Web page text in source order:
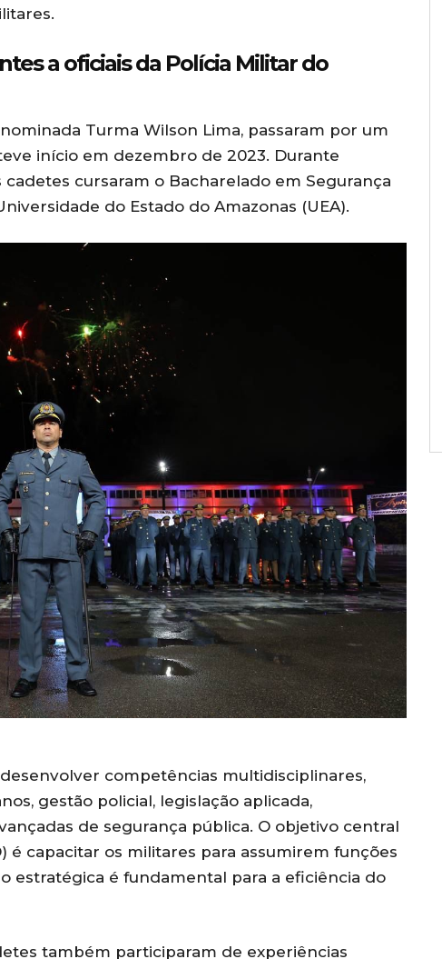
a oficiais da Polícia Militar do
Turma Wilson Lima, passaram por um
início em dezembro de 2023. Durante
cursaram o Bacharelado em Segurança
do Estado do Amazonas (UEA).
competências multidisciplinares,
gestão policial, legislação aplicada,
de segurança pública. O objetivo central
é capacitar os militares para assumirem funções
estratégica é fundamental para a eficiência do
também participaram de experiências